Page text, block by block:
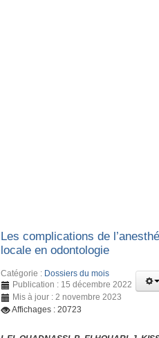
Les complications de
locale en odontologie
Catégorie : Dossiers du mois
Publication : 15 décembre 2022
Mis à jour : 2 novembre 2023
Affichages : 20723